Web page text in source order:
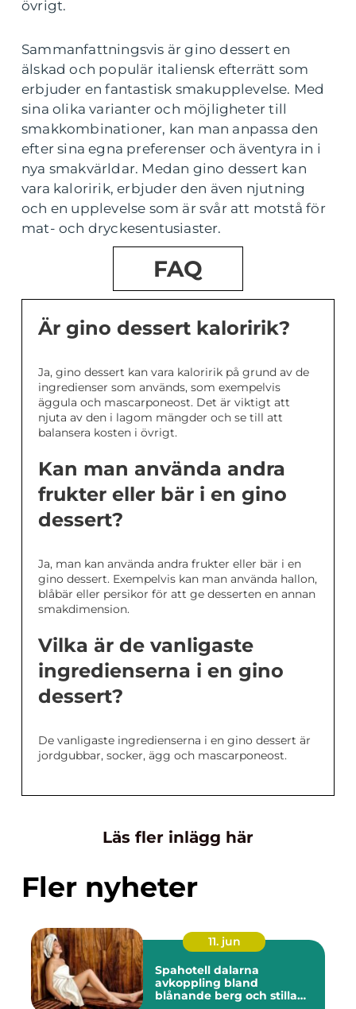
övrigt.
Sammanfattningsvis är gino dessert en
älskad och populär italiensk efterrätt som
erbjuder en fantastisk smakupplevelse. Med
sina olika varianter och möjligheter till
smakkombinationer, kan man anpassa den
efter sina egna preferenser och äventyra in i
nya smakvärldar. Medan gino dessert kan
vara kaloririk, erbjuder den även njutning
och en upplevelse som är svår att motstå för
mat- och dryckesentusiaster.
FAQ
Är gino dessert kaloririk?
Ja, gino dessert kan vara kaloririk på grund av de
ingredienser som används, som exempelvis
äggula och mascarponeost. Det är viktigt att
njuta av den i lagom mängder och se till att
balansera kosten i övrigt.
Kan man använda andra
frukter eller bär i en gino
dessert?
Ja, man kan använda andra frukter eller bär i en
gino dessert. Exempelvis kan man använda hallon,
blåbär eller persikor för att ge desserten en annan
smakdimension.
Vilka är de vanligaste
ingredienserna i en gino
dessert?
De vanligaste ingredienserna i en gino dessert är
jordgubbar, socker, ägg och mascarponeost.
Läs fler inlägg här
Fler nyheter
11. jun
Spahotell dalarna
avkoppling bland
blånande berg och stilla